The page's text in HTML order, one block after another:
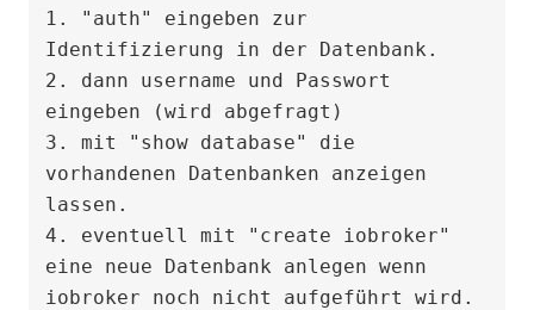
1. "auth" eingeben zur
Identifizierung in der Datenbank.
2. dann username und Passwort
eingeben (wird abgefragt)
3. mit "show database" die
vorhandenen Datenbanken anzeigen
lassen.
4. eventuell mit "create iobroker"
eine neue Datenbank anlegen wenn
iobroker noch nicht aufgeführt wird.